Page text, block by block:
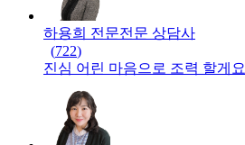
하용희 전문전문 상담사
(722)
진심 어린 마음으로 조력 할게요